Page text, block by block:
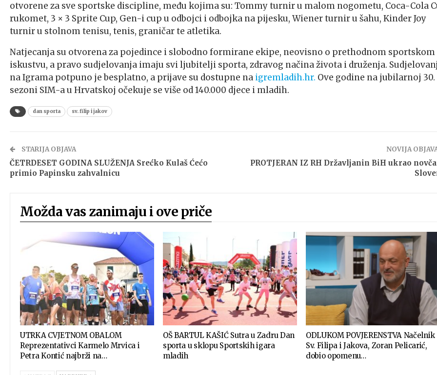
otvorene za sve sportske discipline, među kojima su: Tommy turnir u malom nogometu, Coca-Cola
rukomet, 3 × 3 Sprite Cup, Gen-i cup u odbojci i odbojka na pijesku, Wiener turnir u šahu, Kinder Joy
turnir u stolnom tenisu, tenis, graničar te atletika.
Natjecanja su otvorena za pojedince i slobodno formirane ekipe, neovisno o prethodnom sportskom
iskustvu, a pravo sudjelovanja imaju svi ljubitelji sporta, zdravog načina života i druženja.
na Igrama potpuno je besplatno, a prijave su dostupne na igremladih.hr. Ove godine na jubilarnoj 30.
sezoni SIM-a u Hrvatskoj očekuje se više od 140.000 djece i mladih.
dan sporta sv. filip i jakov
STARIJA OBJAVA
ČETRDESET GODINA SLUŽENJA Srećko Kulaš Ćećo
primio Papinsku zahvalnicu
NOVIJA
PROTJERAN IZ RH Državljanin BiH ukrao
Možda vas zanimaju i ove priče
UTRKA CVJETNOM OBALOM
Reprezentativci Karmelo Mrvica i
Petra Kontić najbrži na…
OŠ BARTUL KAŠIĆ Sutra u Zadru Dan
sporta u sklopu Sportskih igara
mladih
ODLUKOM POVJERENSTVA Načelnik
Sv. Filipa i Jakova, Zoran Pelicarić,
dobio opomenu…